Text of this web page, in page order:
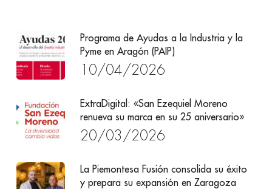
Programa de Ayudas a la Industria y la
Pyme en Aragón (PAIP)
10/04/2026
ExtraDigital: «San Ezequiel Moreno
renueva su marca en su 25 aniversario»
20/03/2026
La Piemontesa Fusión consolida su éxito
y prepara su expansión en Zaragoza